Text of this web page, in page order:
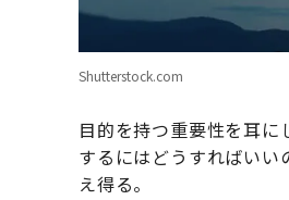
Shutterstock.com
目的を持つ重要性を耳
するにはどうすればい
え得る。